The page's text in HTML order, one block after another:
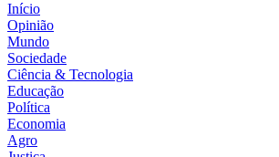
Início
Opinião
Mundo
Sociedade
Ciência & Tecnologia
Educação
Política
Economia
Agro